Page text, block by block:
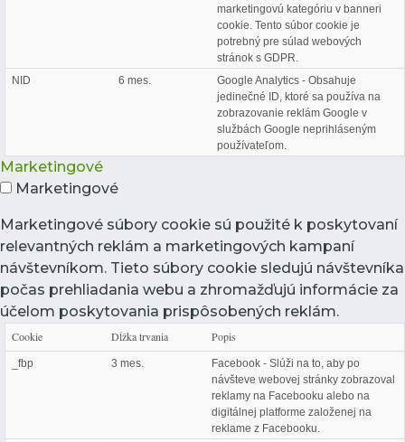
marketingovú kategóriu v banneri
cookie. Tento súbor cookie je
potrebný pre súlad webových
stránok s GDPR.
NID
6 mes.
Google Analytics - Obsahuje
jedinečné ID, ktoré sa používa na
zobrazovanie reklám Google v
službách Google neprihláseným
používateľom.
Marketingové
Marketingové
Marketingové súbory cookie sú použité k poskytovaní
relevantných reklám a marketingových kampaní
návštevníkom. Tieto súbory cookie sledujú návštevníka
počas prehliadania webu a zhromažďujú informácie za
účelom poskytovania prispôsobených reklám.
Cookie Dĺžka trvania Popis
_fbp 3 mes.
Facebook - Slúži na to, aby po
návšteve webovej stránky zobrazoval
reklamy na Facebooku alebo na
digitálnej platforme založenej na
reklame z Facebooku.